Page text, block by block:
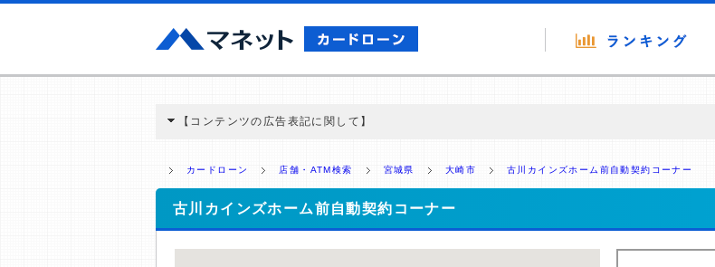
【コンテンツの広告表記に関して】
ミ収集などに基づき、公平性を担保した情報提供を行っています。
>提携企業一覧
カードローン 店舗・ATM検索 宮城県 大崎市 古川カインズホーム前自動契約コーナー
古川カインズホーム前自動契約コーナー